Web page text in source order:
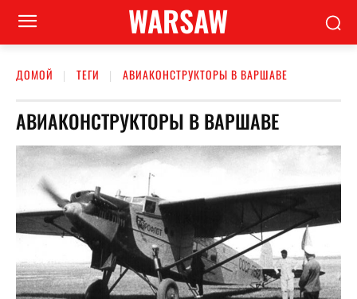
WARSAW
ДОМОЙ ТЕГИ АВИАКОНСТРУКТОРЫ В ВАРШАВЕ
АВИАКОНСТРУКТОРЫ В ВАРШАВЕ